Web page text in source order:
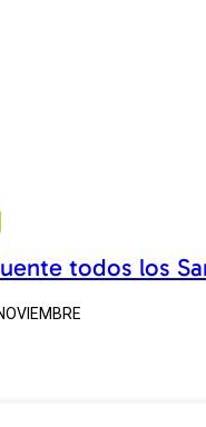
todos los